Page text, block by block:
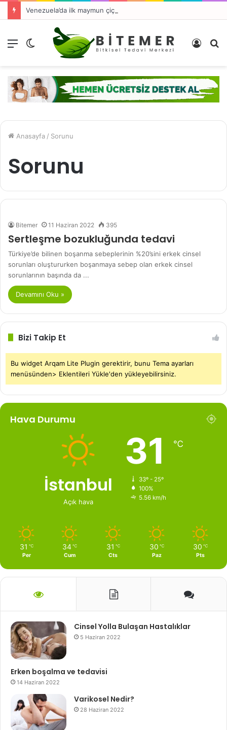
Venezuela’da ilk maymun çiçeği virüsü vakası tespit edildi
Menü
görünümü
Kayıt
Anasayfa / Sorunu
Sorunu
Bitemer 11 Haziran 2022 395
Sertleşme bozukluğunda tedavi
Türkiye’de bilinen boşanma sebeplerinin %20’sini erkek cinsel
sorunları oluştururken boşanmaya sebep olan erkek cinsel
sorunlarının başında da ...
Devamını Oku »
Bizi Takip Et
Bu widget Arqam Lite Plugin gerektirir, bunu Tema ayarları
menüsünden> Eklentileri Yükle'den yükleyebilirsiniz.
Hava Durumu
İstanbul
Açık hava
31 ℃
33º - 25º
100%
5.56 km/h
31 ℃
Per
34 ℃
Cum
31 ℃
Cts
30 ℃
Paz
30 ℃
Pts
Cinsel Yolla Bulaşan Hastalıklar
5 Haziran 2022
Erken boşalma ve tedavisi
14 Haziran 2022
Varikosel Nedir?
28 Haziran 2022